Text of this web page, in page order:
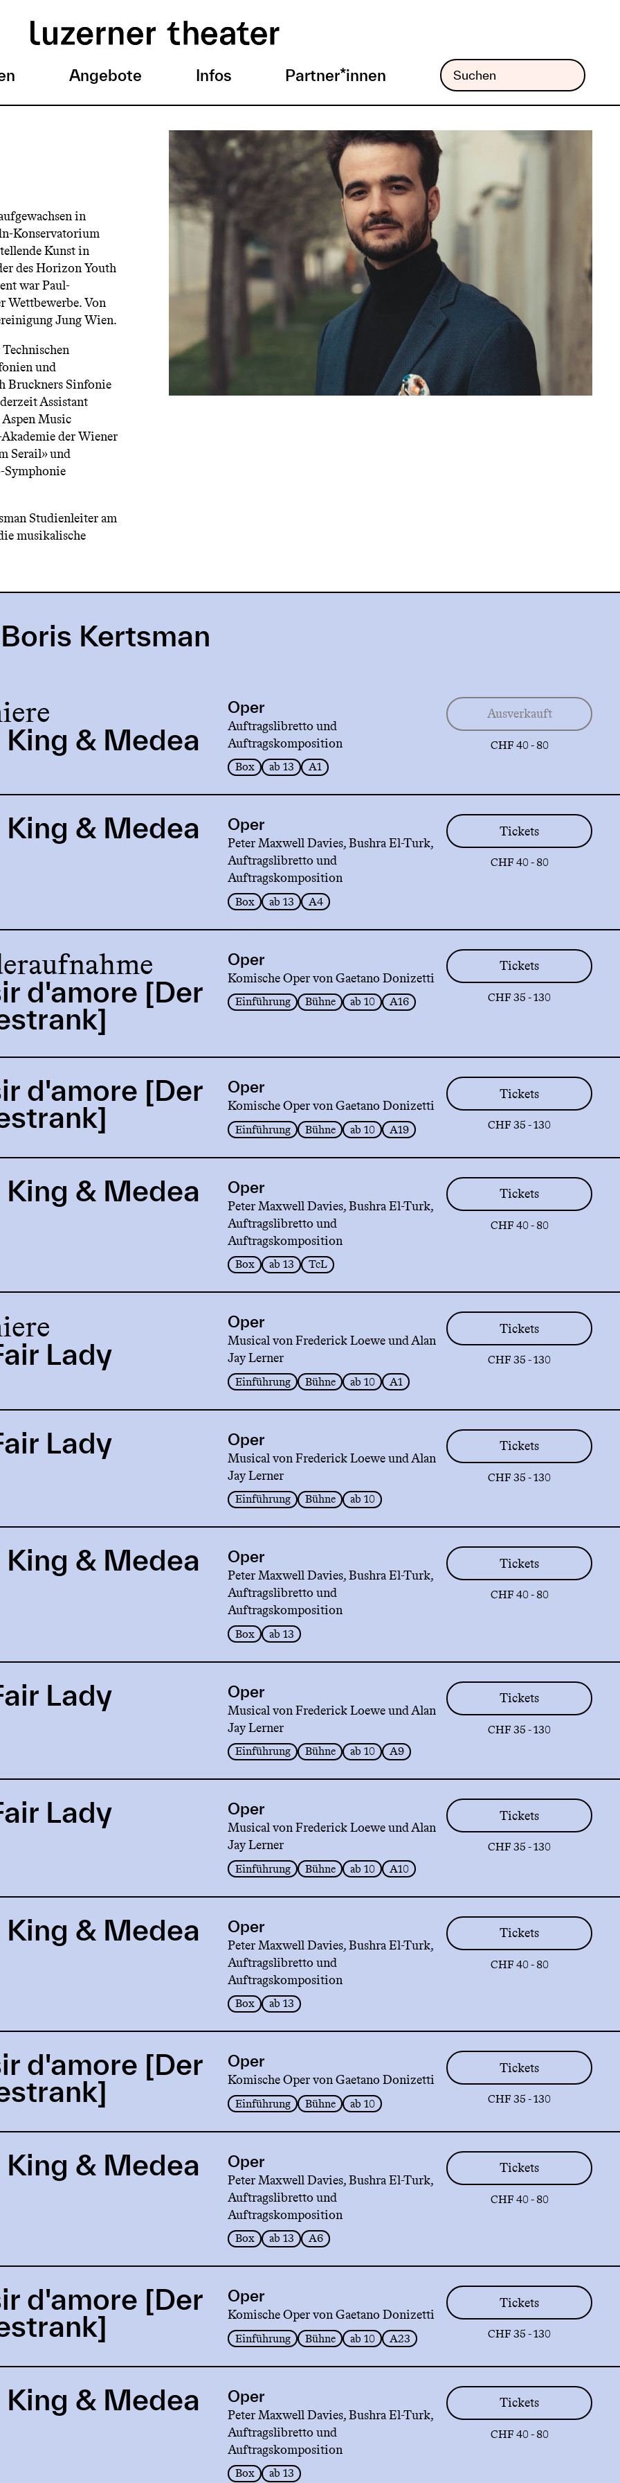
Angebote Infos Partner*innen
in
Konservatorium
Kunst in
des Horizon Youth
war Paul-
Wettbewerbe. Von
Jung Wien.
und
Bruckners Sinfonie
Assistant
Music
der Wiener
Serail» und
Studienleiter am
musikalische
Kertsman
& Medea
Oper
Auftragslibretto und
Auftragskomposition
Box ab 13 A1
CHF 40 - 80
Ausverkauft
& Medea Oper
Peter Maxwell Davies, Bushra El-Turk,
Auftragslibretto und
Auftragskomposition
Box ab 13 A4
CHF 40 - 80
Tickets
d'amore [Der
Oper
Komische Oper von Gaetano Donizetti
Einführung Bühne ab 10 A16 CHF 35 - 130
Tickets
d'amore [Der
Oper
Komische Oper von Gaetano Donizetti
Einführung Bühne ab 10 A19 CHF 35 - 130
Tickets
& Medea Oper
Peter Maxwell Davies, Bushra El-Turk,
Auftragslibretto und
Auftragskomposition
Box ab 13 TcL
CHF 40 - 80
Tickets
Lady
Oper
Musical von Frederick Loewe und Alan
Jay Lerner
Einführung Bühne ab 10 A1
CHF 35 - 130
Tickets
Lady Oper
Musical von Frederick Loewe und Alan
Jay Lerner
Einführung Bühne ab 10
CHF 35 - 130
Tickets
& Medea Oper
Peter Maxwell Davies, Bushra El-Turk,
Auftragslibretto und
Auftragskomposition
Box ab 13
CHF 40 - 80
Tickets
Lady Oper
Musical von Frederick Loewe und Alan
Jay Lerner
Einführung Bühne ab 10 A9
CHF 35 - 130
Tickets
Lady Oper
Musical von Frederick Loewe und Alan
Jay Lerner
Einführung Bühne ab 10 A10
CHF 35 - 130
Tickets
& Medea Oper
Peter Maxwell Davies, Bushra El-Turk,
Auftragslibretto und
Auftragskomposition
Box ab 13
CHF 40 - 80
Tickets
d'amore [Der
Oper
Komische Oper von Gaetano Donizetti
Einführung Bühne ab 10 CHF 35 - 130
Tickets
& Medea Oper
Peter Maxwell Davies, Bushra El-Turk,
Auftragslibretto und
Auftragskomposition
Box ab 13 A6
CHF 40 - 80
Tickets
d'amore [Der
Oper
Komische Oper von Gaetano Donizetti
Einführung Bühne ab 10 A23 CHF 35 - 130
Tickets
& Medea Oper
Peter Maxwell Davies, Bushra El-Turk,
Auftragslibretto und
Auftragskomposition
Box ab 13
CHF 40 - 80
Tickets